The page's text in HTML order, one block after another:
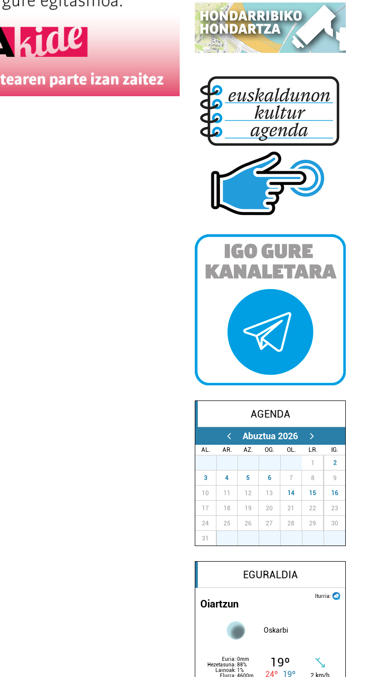
AGENDA
Abuztua 2026
AL. AR. AZ. OG. OL. LR.
IG.
1 2
3 4 5 6 7 8 9
10 11 12 13 14 15 16
17 18 19 20 21 22 23
24 25 26 27 28 29 30
31
EGURALDIA
Iturria:
Oiartzun
Oskarbi
Euria: 0mm
Hezetasuna: 88%
Lainoak: 1%
Elurra: 4600m
19º
24º 19º 2 km/h